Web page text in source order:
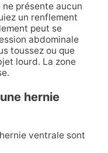
ne présente aucun
un renflement
peut se
abdominale
toussez ou que
lourd. La zone
hernie
ventrale sont